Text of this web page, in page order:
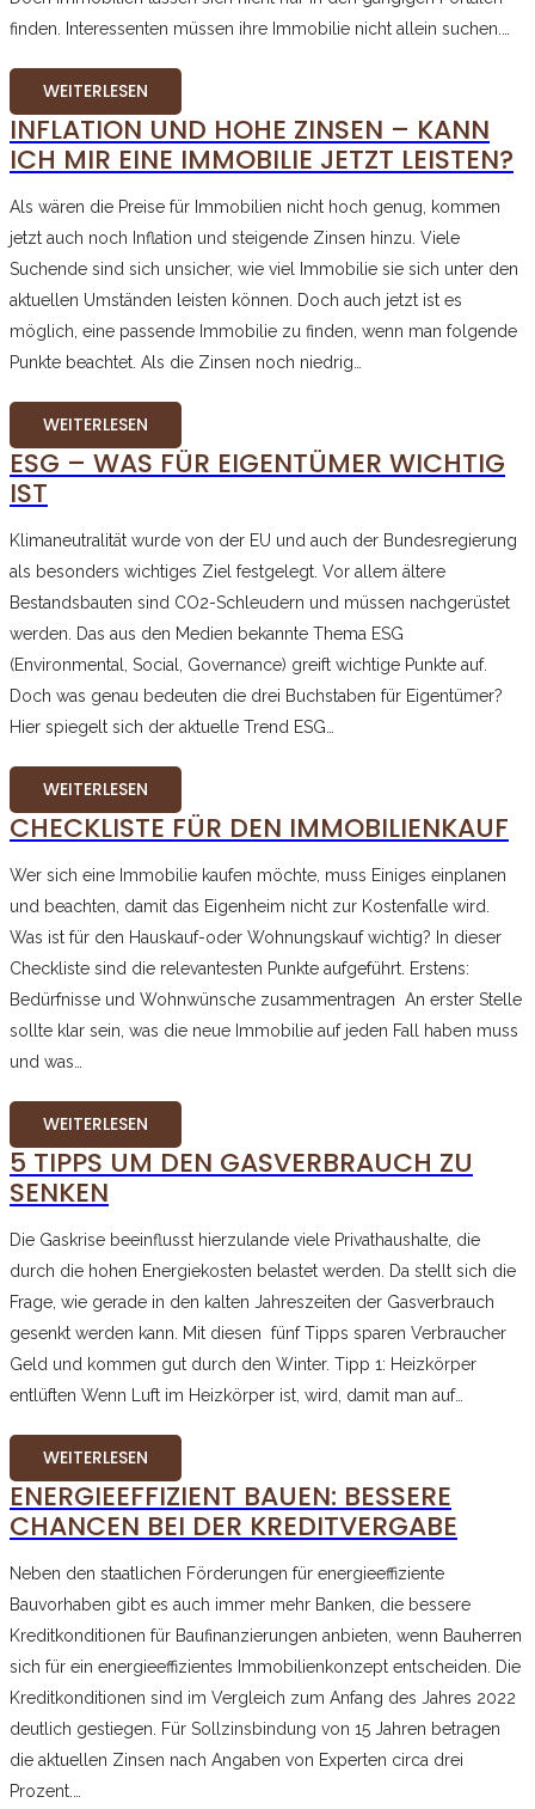
finden. Interessenten müssen ihre Immobilie nicht allein suchen.…
WEITERLESEN
INFLATION UND HOHE ZINSEN – KANN
ICH MIR EINE IMMOBILIE JETZT LEISTEN?
Als wären die Preise für Immobilien nicht hoch genug, kommen
jetzt auch noch Inflation und steigende Zinsen hinzu. Viele
Suchende sind sich unsicher, wie viel Immobilie sie sich unter den
aktuellen Umständen leisten können. Doch auch jetzt ist es
möglich, eine passende Immobilie zu finden, wenn man folgende
Punkte beachtet. Als die Zinsen noch niedrig…
WEITERLESEN
ESG – WAS FÜR EIGENTÜMER WICHTIG
IST
Klimaneutralität wurde von der EU und auch der Bundesregierung
als besonders wichtiges Ziel festgelegt. Vor allem ältere
Bestandsbauten sind CO2-Schleudern und müssen nachgerüstet
werden. Das aus den Medien bekannte Thema ESG
(Environmental, Social, Governance) greift wichtige Punkte auf.
Doch was genau bedeuten die drei Buchstaben für Eigentümer?
Hier spiegelt sich der aktuelle Trend ESG…
WEITERLESEN
CHECKLISTE FÜR DEN IMMOBILIENKAUF
Wer sich eine Immobilie kaufen möchte, muss Einiges einplanen
und beachten, damit das Eigenheim nicht zur Kostenfalle wird.
Was ist für den Hauskauf-oder Wohnungskauf wichtig? In dieser
Checkliste sind die relevantesten Punkte aufgeführt. Erstens:
Bedürfnisse und Wohnwünsche zusammentragen An erster Stelle
sollte klar sein, was die neue Immobilie auf jeden Fall haben muss
und was…
WEITERLESEN
5 TIPPS UM DEN GASVERBRAUCH ZU
SENKEN
Die Gaskrise beeinflusst hierzulande viele Privathaushalte, die
durch die hohen Energiekosten belastet werden. Da stellt sich die
Frage, wie gerade in den kalten Jahreszeiten der Gasverbrauch
gesenkt werden kann. Mit diesen fünf Tipps sparen Verbraucher
Geld und kommen gut durch den Winter. Tipp 1: Heizkörper
entlüften Wenn Luft im Heizkörper ist, wird, damit man auf…
WEITERLESEN
ENERGIEEFFIZIENT BAUEN: BESSERE
CHANCEN BEI DER KREDITVERGABE
Neben den staatlichen Förderungen für energieeffiziente
Bauvorhaben gibt es auch immer mehr Banken, die bessere
Kreditkonditionen für Baufinanzierungen anbieten, wenn Bauherren
sich für ein energieeffizientes Immobilienkonzept entscheiden. Die
Kreditkonditionen sind im Vergleich zum Anfang des Jahres 2022
deutlich gestiegen. Für Sollzinsbindung von 15 Jahren betragen
die aktuellen Zinsen nach Angaben von Experten circa drei
Prozent.…